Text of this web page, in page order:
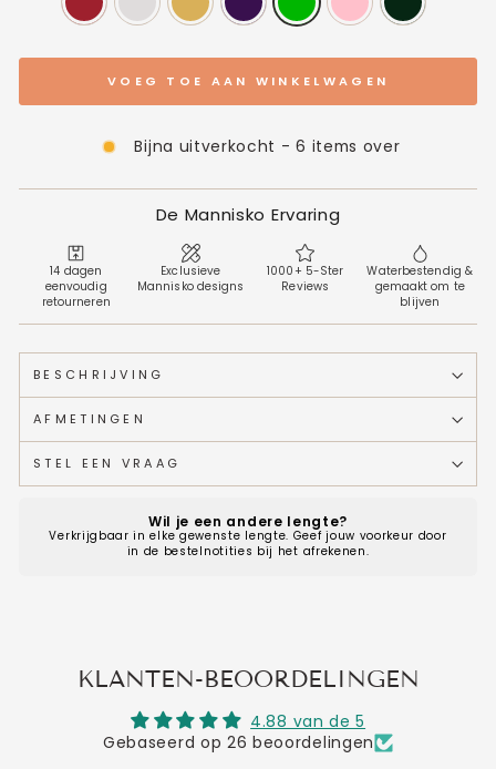
VOEG TOE AAN WINKELWAGEN
Bijna uitverkocht - 6 items over
De Mannisko Ervaring
14 dagen
eenvoudig
retourneren
Exclusieve
Mannisko designs
1000+ 5-Ster
Reviews
Waterbestendig &
gemaakt om te
blijven
BESCHRIJVING
AFMETINGEN
STEL EEN VRAAG
Wil je een andere lengte?
Verkrijgbaar in elke gewenste lengte. Geef jouw voorkeur door
in de bestelnotities bij het afrekenen.
KLANTEN-BEOORDELINGEN
4.88 van de 5
Gebaseerd op 26 beoordelingen